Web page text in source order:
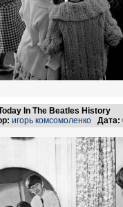
In The Beatles History
игорь комсомоленко Дата: